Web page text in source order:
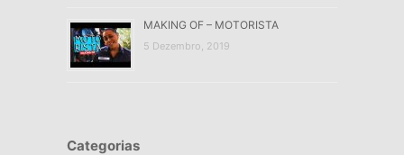
MAKING OF – MOTORISTA
5 Dezembro, 2019
Categorias